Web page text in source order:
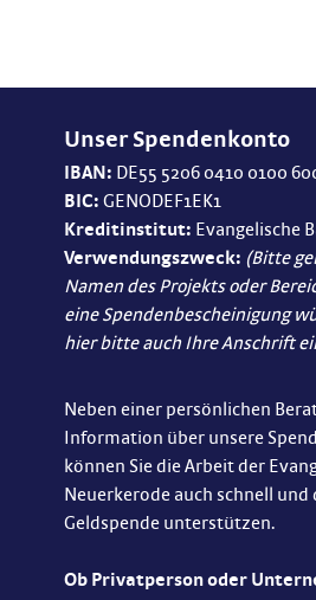
Unser Spendenkonto
IBAN: DE55 5206 0410 0100
BIC: GENODEF1EK1
Kreditinstitut: Evangelische
Verwendungszweck: (Bitte
Namen des Projekts oder
eine Spendenbescheinigung
hier bitte auch Ihre Anschrift
Neben einer persönlichen
Information über unsere
können Sie die Arbeit der
Neuerkerode auch schnell
Geldspende unterstützen.
Ob Privatperson oder